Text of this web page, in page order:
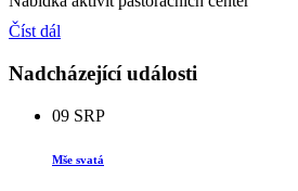
Číst dál
Nadcházející události
09 SRP
Mše svatá